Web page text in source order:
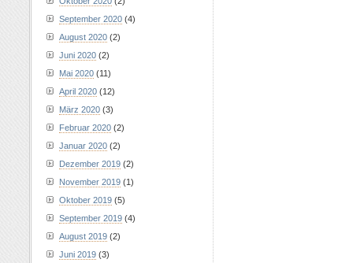
September 2020 (4)
August 2020 (2)
Juni 2020 (2)
Mai 2020 (11)
April 2020 (12)
März 2020 (3)
Februar 2020 (2)
Januar 2020 (2)
Dezember 2019 (2)
November 2019 (1)
Oktober 2019 (5)
September 2019 (4)
August 2019 (2)
Juni 2019 (3)